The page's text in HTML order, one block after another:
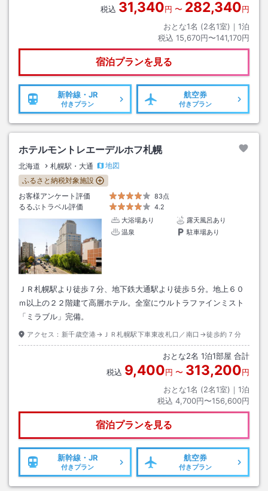
税込 31,340円 〜 282,340円
おとな1名 (2名1室)｜ 1泊
税込 15,670円〜141,170円
宿泊プランを見る
新幹線・JR
付きプラン
航空券
付きプラン
ホテルモントレエーデルホフ札幌
北海道 札幌駅・大通
地図
ふるさと納税対象施設
お客様アンケート評価
83点
るるぶトラベル評価
4.2
大浴場あり
露天風呂あり
温泉
駐車場あり
ＪＲ札幌駅より徒歩７分、地下鉄大通駅より徒歩５分。地上６０
ｍ以上の２２階建て高層ホテル。全室にウルトラファインミスト
「ミラブル」完備。
アクセス： 新千歳空港→ＪＲ札幌駅下車東改札口／南口→徒歩約７分
おとな2名 1泊1部屋 合計
税込 9,400円 〜 313,200円
おとな1名 (2名1室)｜ 1泊
税込 4,700円〜156,600円
宿泊プランを見る
新幹線・JR
付きプラン
航空券
付きプラン